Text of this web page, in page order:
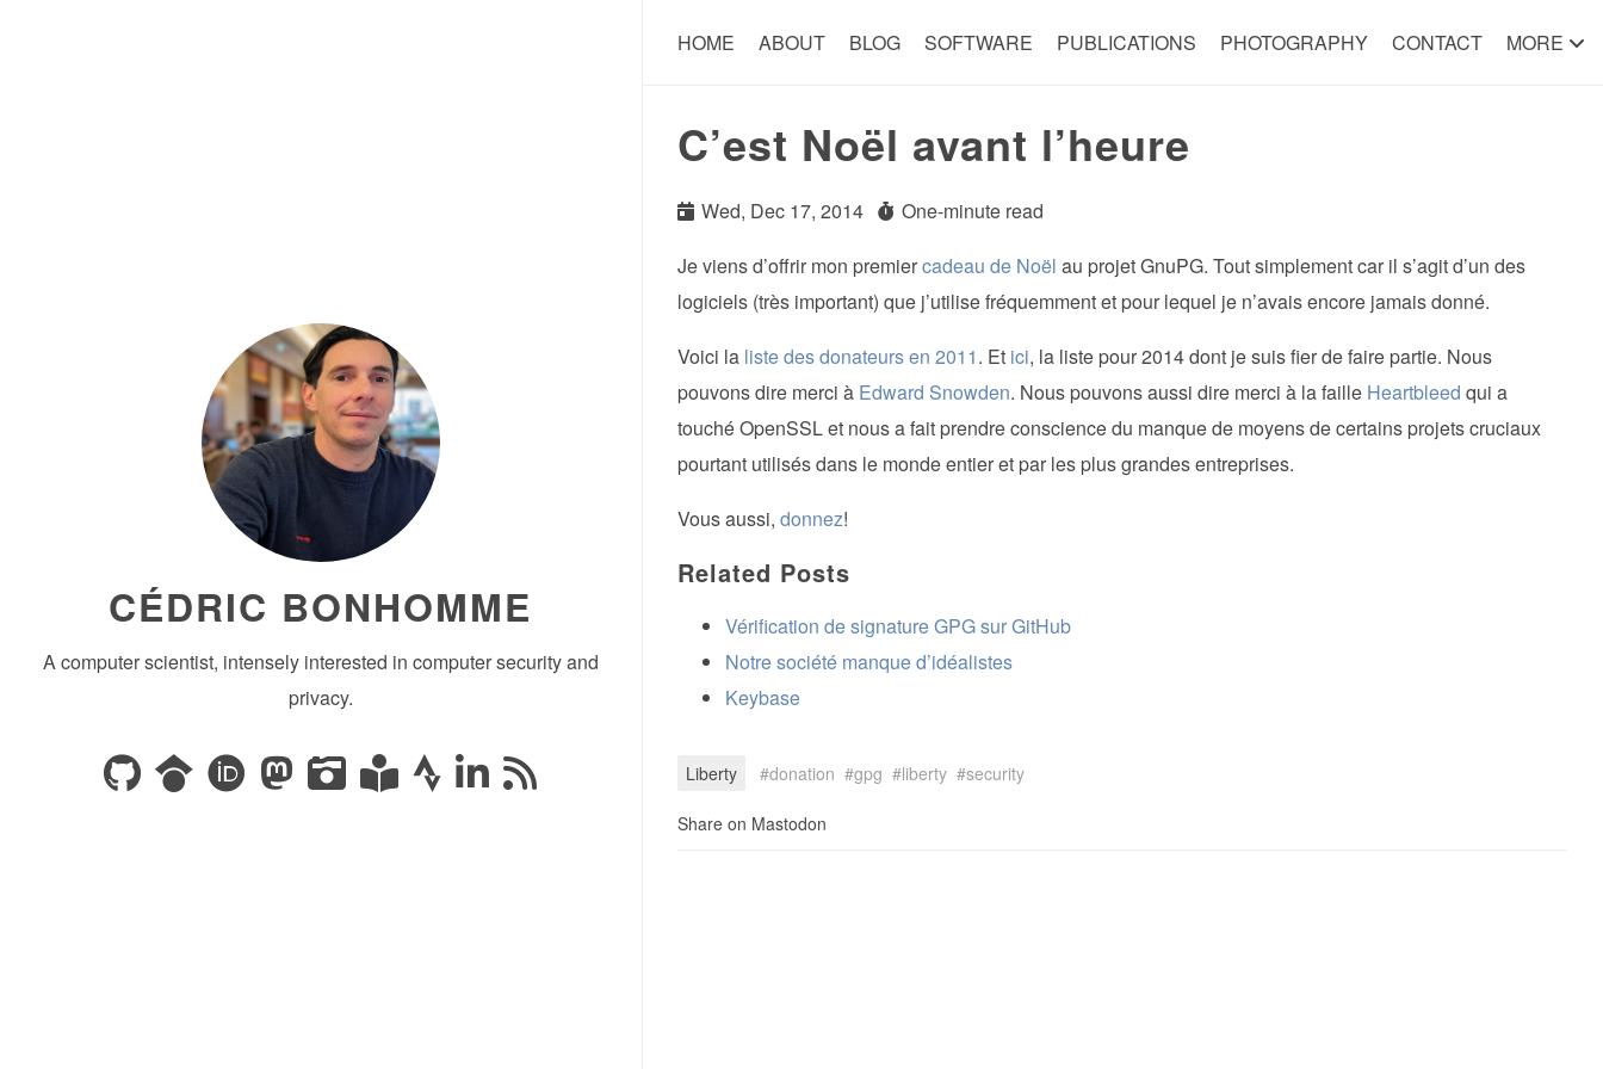
CÉDRIC BONHOMME
A computer scientist, intensely interested in computer security and
privacy.
HOME ABOUT BLOG SOFTWARE PUBLICATIONS PHOTOGRAPHY CONTACT MORE
C’est Noël avant l’heure
Wed, Dec 17, 2014
One-minute read
Je viens d’offrir mon premiercadeau de Noël au projet GnuPG. Tout simplement car il s’agit d’un des
logiciels (très important) que j’utilise fréquemment et pour lequel je n’avais encore jamais donné.
Voici la liste des donateurs en 2011. Et ici, la liste pour 2014 dont je suis fier de faire partie. Nous
pouvons dire merci à Edward Snowden. Nous pouvons aussi dire merci à la faille Heartbleed qui a
touché OpenSSL et nous a fait prendre conscience du manque de moyens de certains projets cruciaux
pourtant utilisés dans le monde entier et par les plus grandes entreprises.
Vous aussi, donnez!
Related Posts
Vérification de signature GPG sur GitHub
Notre société manque d’idéalistes
Keybase
Liberty donation gpg liberty security
Share on Mastodon